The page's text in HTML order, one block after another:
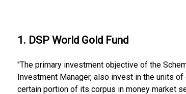
1. DSP World Gold Fund
"The primary investment objective of the
Investment Manager, also invest in the units
certain portion of its corpus in money market